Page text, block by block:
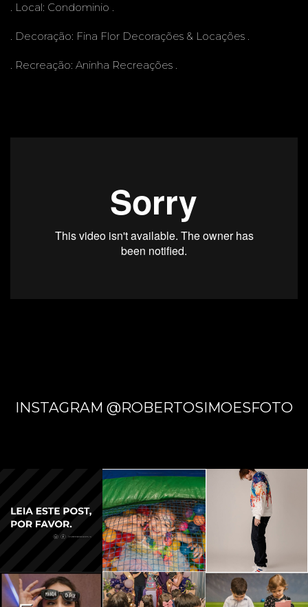
. Local: Condominio .
. Decoração: Fina Flor Decorações & Locações .
. Recreação: Aninha Recreações .
INSTAGRAM @ROBERTOSIMOESFOTO